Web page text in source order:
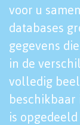
voor u
databases
gegevens
in de
volledig
beschikbaar
is